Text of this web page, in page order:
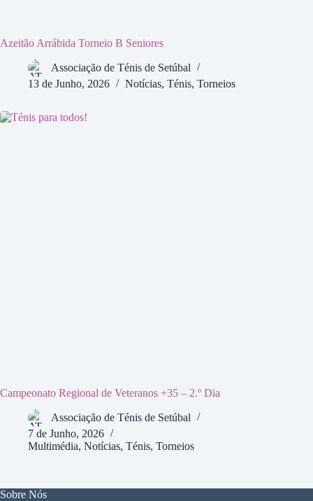
Azeitão Arrábida Torneio B Seniores
Associação de Ténis de Setúbal
13 de Junho, 2026
Notícias, Ténis, Torneios
Campeonato Regional de Veteranos +35 – 2.º Dia
Associação de Ténis de Setúbal
7 de Junho, 2026
Multimédia, Notícias, Ténis, Torneios
Sobre Nós